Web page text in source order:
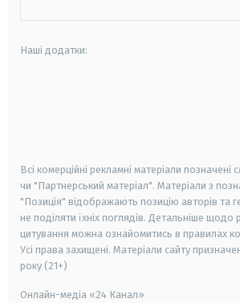
Наші додатки:
Всі комерційні рекламні матеріали
чи "Партнерський матеріал". Матеріали з
"Позиція" відображають позицію авторів та
не поділяти їхніх поглядів. Детальніше щодо
цитування можна ознайомитись в правилах
Усі права захищені. Матеріали сайту
року (21+)
Онлайн-медіа «24 Канал»